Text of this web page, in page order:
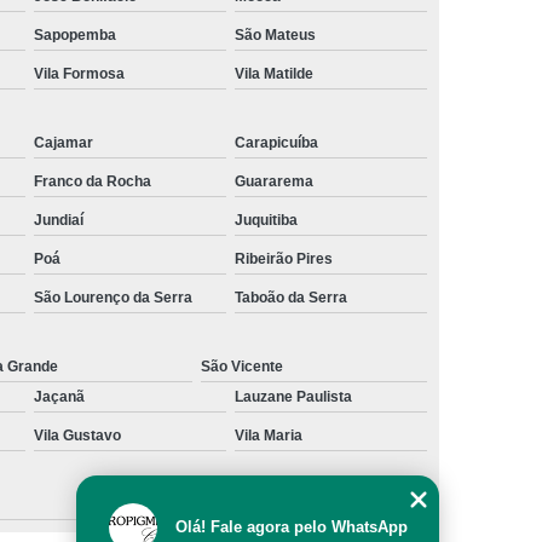
Preenchimento Capilar com Micro Ponto
Preenchimento Capilar com Pigmentação
Preenchimento Capilar Masculino
Preenchimento Capilar nas Entradas
Diminuir Testa
Tratamento de Calvície
Tratamento para Calvície com Micopigmentação
Tratamento para Calvície em Homens
Tratamento para Calvície Masculina
Sapopemba São Mateus
Vila Formosa Vila Matilde
Cajamar Carapicuíba
Franco da Rocha Guararema
Jundiaí Juquitiba
Poá Ribeirão Pires
São Lourenço da Serra Taboão da Serra
Grande
São Vicente
Jaçanã Lauzane Paulista
Vila Gustavo Vila Maria
Olá! Fale agora pelo WhatsApp